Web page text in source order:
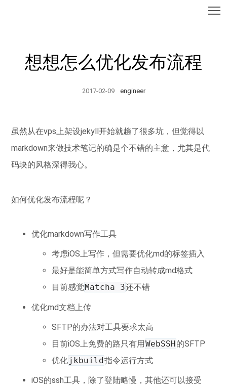
想想怎么优化发布流程
2017-02-09 engineer
虽然从在vps上架设jekyll开始就趟了很多坑，但觉得以
markdown来做技术笔记的确是个不错的主意，尤其是代
码块的风格深得我心。
如何优化发布流程呢？
优化markdown写作工具
考虑iOS上写作，但需要优化md的标签插入
最好是能简单方式写作自动转成md格式
目前感觉Matcha 3还不错
优化md文档上传
SFTP的办法对工具要求太高
目前iOS上免费的路只有用WebSSH的SFTP
优化jkbuild指令运行方式
iOS的ssh工具，除了登陆略慢，其他还可以接受